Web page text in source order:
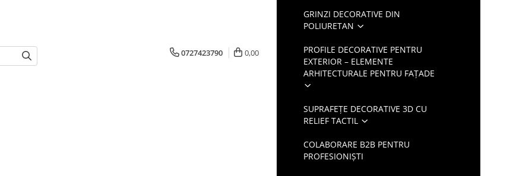
0727423790 0,00
GRINZI DECORATIVE DIN
POLIURETAN
PROFILE DECORATIVE PENTRU
EXTERIOR – ELEMENTE
ARHITECTURALE PENTRU FAȚADE
SUPRAFEȚE DECORATIVE 3D CU
RELIEF TACTIL
COLABORARE B2B PENTRU
PROFESIONIȘTI